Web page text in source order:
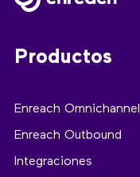
Productos
Enreach Omnichannel
Enreach Outbound
Integraciones